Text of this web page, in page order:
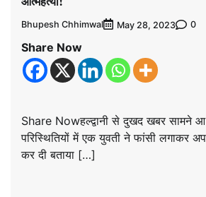
Bhupesh Chhimwal May 28, 2023 0
Share Now
Share Nowहल्द्वानी से दुखद खबर सामने आ
परिस्थितियों में एक युवती ने फांसी लगाकर
कर दी बताया […]